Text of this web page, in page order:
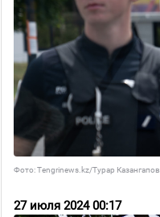
27 июля 2024 00:17
Фото: Tengrinews.kz/Турар Казангапов